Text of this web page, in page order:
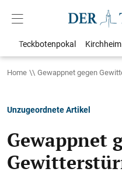
Teckbotenpokal Kirchheim
Home Gewappnet gegen
Unzugeordnete Artikel
Gewappnet